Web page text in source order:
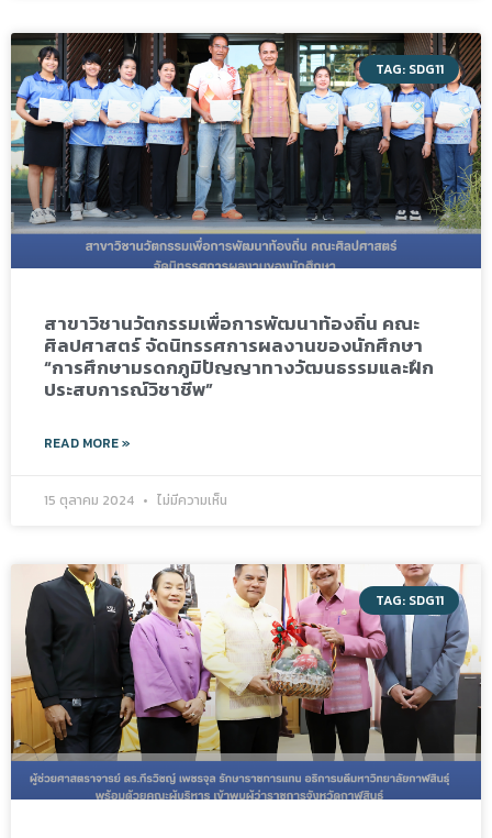
TAG: SDG11
สาขาวิชานวัตกรรมเพื่อการพัฒนาท้องถิ่น คณะ
ศิลปศาสตร์ จัดนิทรรศการผลงานของนักศึกษา
“การศึกษามรดกภูมิปัญญาทางวัฒนธรรมและฝึก
ประสบการณ์วิชาชีพ”
READ MORE »
15 ตุลาคม 2024 ไม่มีความเห็น
TAG: SDG11